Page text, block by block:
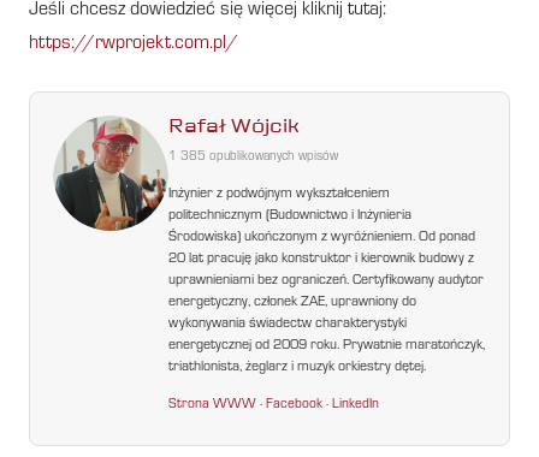
Jeśli chcesz dowiedzieć się więcej kliknij tutaj:
https://rwprojekt.com.pl/
Rafał Wójcik
1 385 opublikowanych wpisów
Inżynier z podwójnym wykształceniem
politechnicznym (Budownictwo i Inżynieria
Środowiska) ukończonym z wyróżnieniem. Od ponad
20 lat pracuję jako konstruktor i kierownik budowy z
uprawnieniami bez ograniczeń. Certyfikowany audytor
energetyczny, członek ZAE, uprawniony do
wykonywania świadectw charakterystyki
energetycznej od 2009 roku. Prywatnie maratończyk,
triathlonista, żeglarz i muzyk orkiestry dętej.
Strona WWW ·Facebook ·LinkedIn